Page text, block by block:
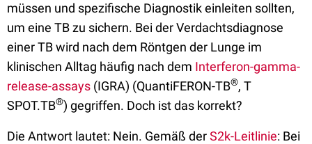
müssen und spezifische Diagnostik einleiten sollten,
um eine TB zu sichern. Bei der Verdachtsdiagnose
einer TB wird nach dem Röntgen der Lunge im
klinischen Alltag häufig nach dem Interferon-gamma-
release-assays (IGRA) (QuantiFERON-TB®, T
SPOT.TB®) gegriffen. Doch ist das korrekt?
Die Antwort lautet: Nein. Gemäß derS2k-Leitlinie: Bei